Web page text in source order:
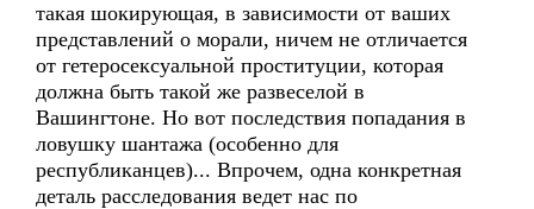
такая шокирующая, в зависимости от ваших
представлений о морали, ничем не отличается
от гетеросексуальной проституции, которая
должна быть такой же развеселой в
Вашингтоне. Но вот последствия попадания в
ловушку шантажа (особенно для
республиканцев)... Впрочем, одна конкретная
деталь расследования ведет нас по